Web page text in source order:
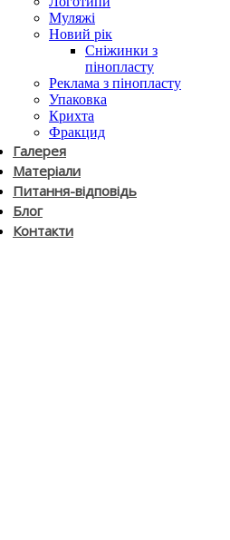
Муляжі
Новий рік
Сніжинки з
пінопласту
Реклама з пінопласту
Упаковка
Крихта
Фракцид
Галерея
Матеріали
Питання-відповідь
Блог
Контакти